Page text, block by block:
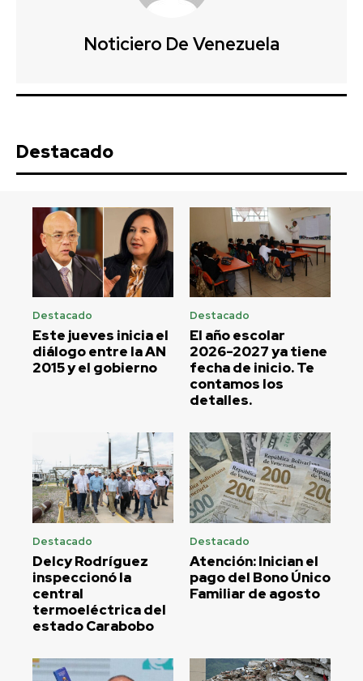
Noticiero De Venezuela
Destacado
Destacado
Este jueves inicia el
diálogo entre la AN
2015 y el gobierno
Destacado
El año escolar
2026-2027 ya tiene
fecha de inicio. Te
contamos los
detalles.
Destacado
Delcy Rodríguez
inspeccionó la
central
termoeléctrica del
estado Carabobo
Destacado
Atención: Inician el
pago del Bono Único
Familiar de agosto